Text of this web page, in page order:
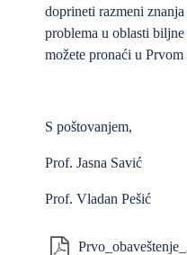
doprineti razmeni
problema u oblasti
možete pronaći u Prvom
S poštovanjem,
Prof. Jasna Savić
Prof. Vladan Pešić